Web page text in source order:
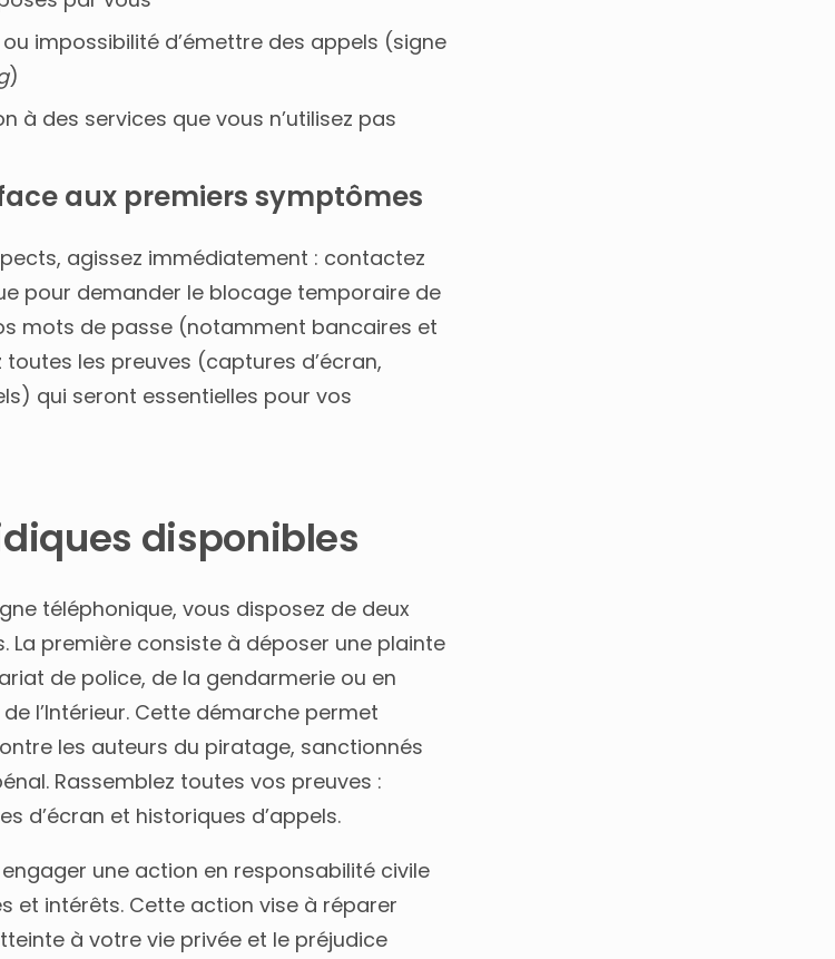
impossibilité d’émettre des appels (signe
)
à des services que vous n’utilisez pas
aux premiers symptômes
agissez immédiatement : contactez
pour demander le blocage temporaire de
mots de passe (notamment bancaires et
les preuves (captures d’écran,
qui seront essentielles pour vos
disponibles
téléphonique, vous disposez de deux
La première consiste à déposer une plainte
de police, de la gendarmerie ou en
l’Intérieur. Cette démarche permet
les auteurs du piratage, sanctionnés
Rassemblez toutes vos preuves :
d’écran et historiques d’appels.
une action en responsabilité civile
et intérêts. Cette action vise à réparer
à votre vie privée et le préjudice